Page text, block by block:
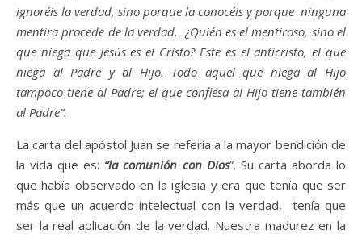
ignoréis la verdad, sino porque la conocéis y porque ninguna
mentira procede de la verdad. ¿Quién es el mentiroso, sino el
que niega que Jesús es el Cristo? Este es el anticristo, el que
niega al Padre y al Hijo. Todo aquel que niega al Hijo
tampoco tiene al Padre; el que confiesa al Hijo tiene también
al Padre”.
La carta del apóstol Juan se refería a la mayor bendición de
la vida que es: “la comunión con Dios”. Su carta aborda lo
que había observado en la iglesia y era que tenía que ser
más que un acuerdo intelectual con la verdad, tenía que
ser la real aplicación de la verdad. Nuestra madurez en la